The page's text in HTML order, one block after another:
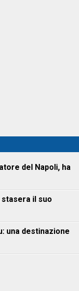
del Napoli, ha
stasera il suo
una destinazione